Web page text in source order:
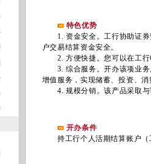
特色优势
1. 资金安全。工行协助证券
户交易结算资金安全。
2. 方便快捷。您可以在工行
3. 综合服务。开办该项业务
增值服务，实现储蓄、投资、
4. 规模分销。该产品采取与
开办条件
持工行个人活期结算账户（